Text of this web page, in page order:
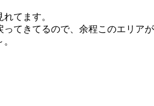
てます。
ってきてるので、余程このエリアが